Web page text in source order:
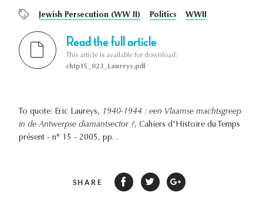
Jewish Persecution (WW II) Politics WWII
Read the full article
This article is available for download:
chtp15_023_Laureys.pdf
To quote: Eric Laureys, 1940-1944 : een Vlaamse machtsgreep
in de Antwerpse diamantsector ?, Cahiers d'Histoire du Temps
présent - n° 15 - 2005, pp. .
SHARE